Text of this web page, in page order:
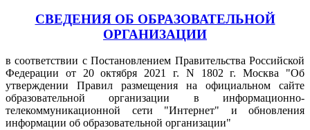
СВЕДЕНИЯ ОБ ОБРАЗОВАТЕЛЬНОЙ
ОРГАНИЗАЦИИ
в соответствии с Постановлением Правительства Российской
Федерации от 20 октября 2021 г. N 1802 г. Москва "Об
утверждении Правил размещения на официальном сайте
образовательной организации в информационно-
телекоммуникационной сети "Интернет" и обновления
информации об образовательной организации"